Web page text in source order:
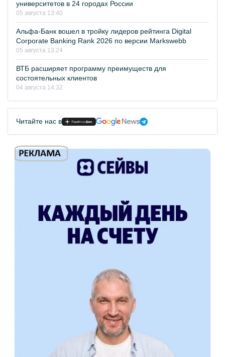
университетов в 24 городах России
05 августа 13:40
Альфа-Банк вошел в тройку лидеров рейтинга Digital
Corporate Banking Rank 2026 по версии Markswebb
05 августа 13:24
ВТБ расширяет программу преимуществ для
состоятельных клиентов
04 августа 14:32
Читайте нас в